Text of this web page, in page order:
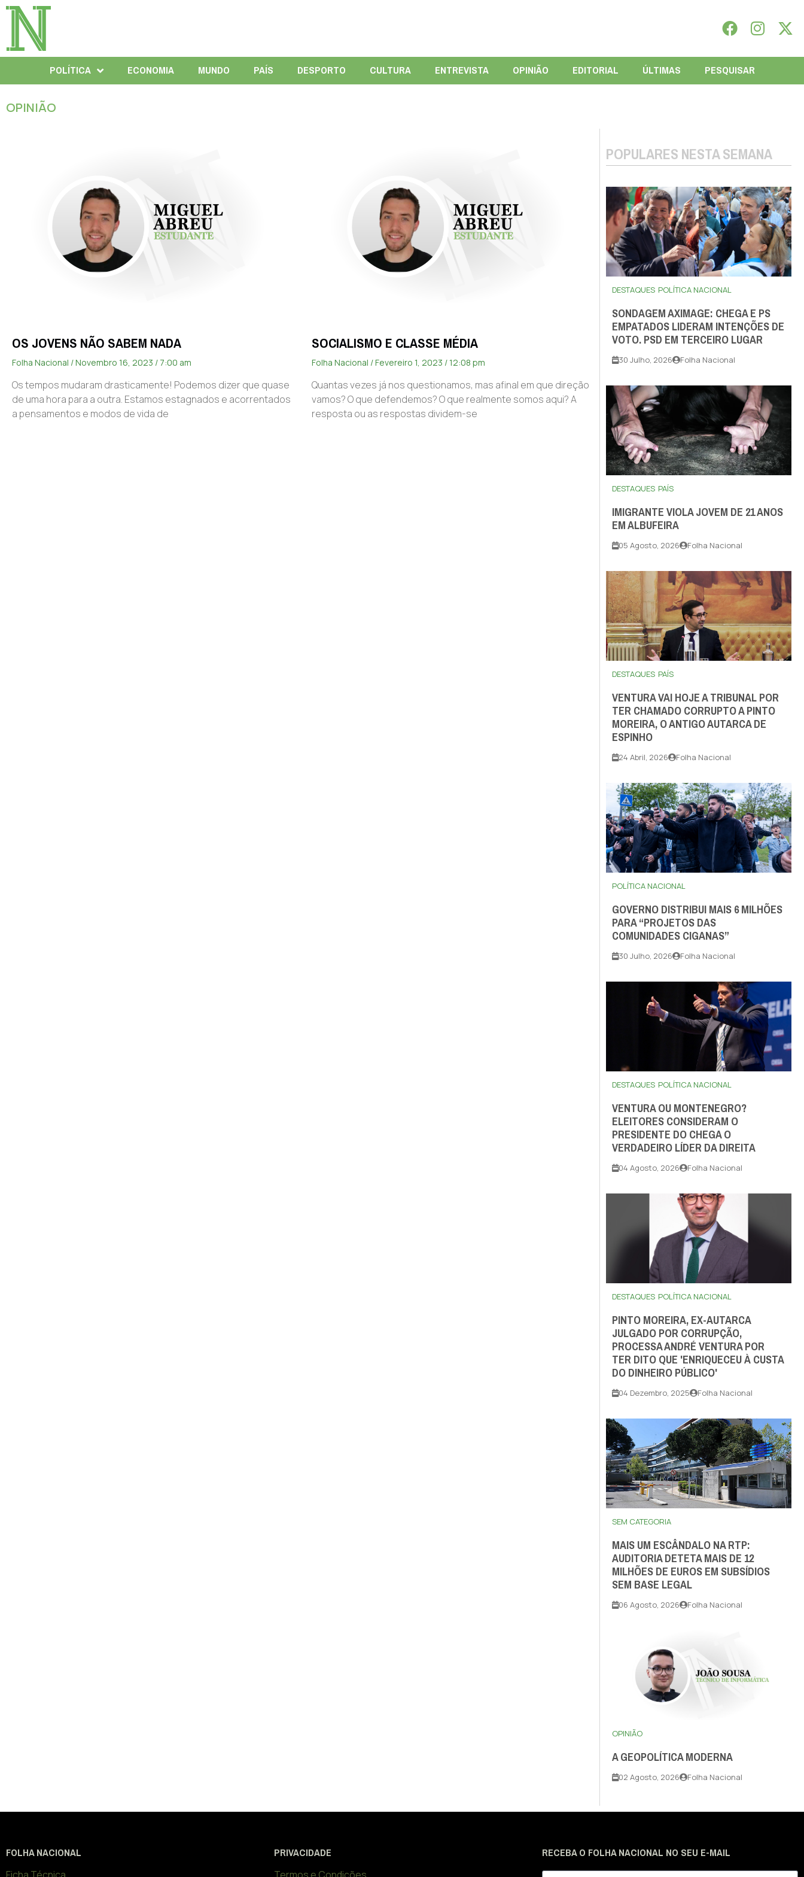
POLÍTICA ECONOMIA MUNDO PAÍS DESPORTO CULTURA ENTREVISTA OPINIÃO EDITORIAL ÚLTIMAS PESQUISAR
OPINIÃO
OS JOVENS NÃO SABEM NADA
Folha Nacional Novembro 16, 2023 7:00 am
Os tempos mudaram drasticamente! Podemos dizer que quase
de uma hora para a outra. Estamos estagnados e acorrentados
a pensamentos e modos de vida de
SOCIALISMO E CLASSE MÉDIA
Folha Nacional Fevereiro 1, 2023 12:08 pm
Quantas vezes já nos questionamos, mas afinal em que direção
vamos? O que defendemos? O que realmente somos aqui? A
resposta ou as respostas dividem-se
POPULARES NESTA SEMANA
DESTAQUES POLÍTICA NACIONAL
SONDAGEM AXIMAGE: CHEGA E PS
EMPATADOS LIDERAM INTENÇÕES DE
VOTO. PSD EM TERCEIRO LUGAR
30 Julho, 2026 Folha Nacional
DESTAQUES PAÍS
IMIGRANTE VIOLA JOVEM DE 21 ANOS
EM ALBUFEIRA
05 Agosto, 2026 Folha Nacional
DESTAQUES PAÍS
VENTURA VAI HOJE A TRIBUNAL POR
TER CHAMADO CORRUPTO A PINTO
MOREIRA, O ANTIGO AUTARCA DE
ESPINHO
24 Abril, 2026 Folha Nacional
POLÍTICA NACIONAL
GOVERNO DISTRIBUI MAIS 6 MILHÕES
PARA “PROJETOS DAS
COMUNIDADES CIGANAS”
30 Julho, 2026 Folha Nacional
DESTAQUES POLÍTICA NACIONAL
VENTURA OU MONTENEGRO?
ELEITORES CONSIDERAM O
PRESIDENTE DO CHEGA O
VERDADEIRO LÍDER DA DIREITA
04 Agosto, 2026 Folha Nacional
DESTAQUES POLÍTICA NACIONAL
PINTO MOREIRA, EX-AUTARCA
JULGADO POR CORRUPÇÃO,
PROCESSA ANDRÉ VENTURA POR
TER DITO QUE 'ENRIQUECEU À CUSTA
DO DINHEIRO PÚBLICO'
04 Dezembro, 2025 Folha Nacional
SEM CATEGORIA
MAIS UM ESCÂNDALO NA RTP:
AUDITORIA DETETA MAIS DE 12
MILHÕES DE EUROS EM SUBSÍDIOS
SEM BASE LEGAL
06 Agosto, 2026 Folha Nacional
OPINIÃO
A GEOPOLÍTICA MODERNA
02 Agosto, 2026 Folha Nacional
FOLHA NACIONAL PRIVACIDADE RECEBA O FOLHA NACIONAL NO SEU E-MAIL